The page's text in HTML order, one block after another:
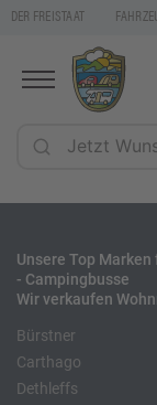
DER FREISTAAT
Unsere Top
- Campingbusse
Wir verkaufen
Bürstner
Carthago
Dethleffs